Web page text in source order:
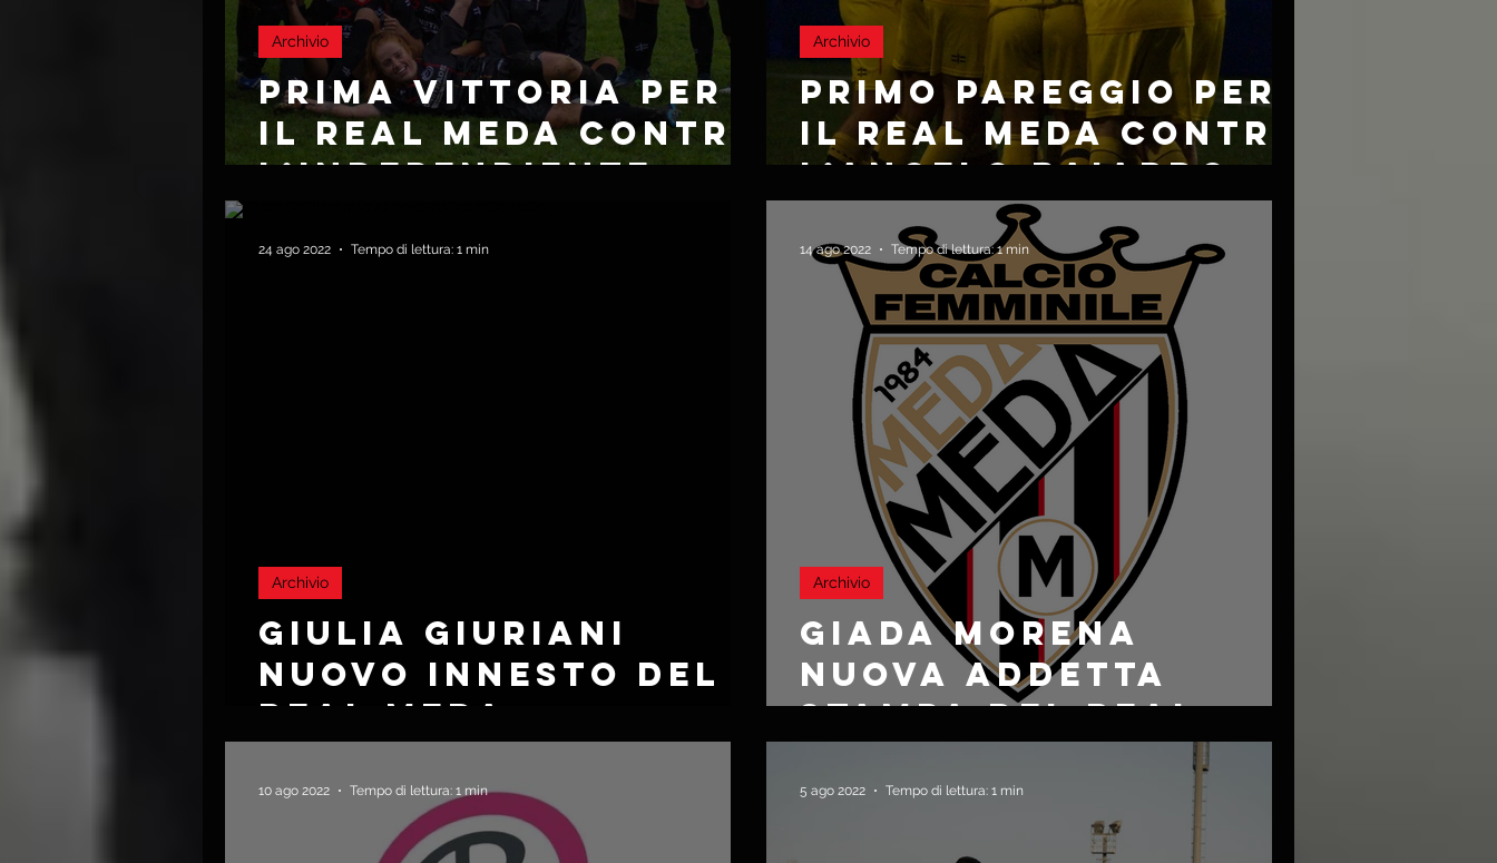
PRIMA VITTORIA PER
IL REAL MEDA CONTRO
L’INDEPENDIENTE
Archivio
PRIMO PAREGGIO PER
IL REAL MEDA CONTRO
L’ANGELO BAIARDO
Archivio
GIULIA GIURIANI
NUOVO INNESTO DEL
REAL MEDA
Archivio
24 ago 2022 Tempo di lettura: 1 min
GIADA MORENA
NUOVA ADDETTA
STAMPA DEL REAL
Archivio
14 ago 2022 Tempo di lettura: 1 min
10 ago 2022 Tempo di lettura: 1 min 5 ago 2022 Tempo di lettura: 1 min